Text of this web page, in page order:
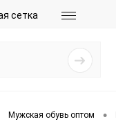
сетка
Мужская обувь оптом •